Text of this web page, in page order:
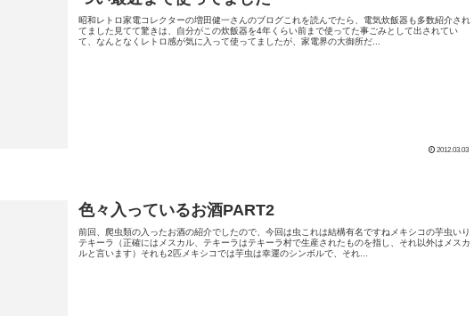
昭和レトロ家電コレクターの増田健一さんのブログこれを読んでたら、電気炊飯器も多数紹介され
てました見てて驚きは、自分がこの炊飯器を4年くらい前まで使ってた事ごみとして出されてい
て、なんとなくレトロ感が気に入って使ってましたが、家電界の大御所だ...
2012.03.03
色々入っているお酒PART2
前回、爬虫類の入ったお酒の紹介でしたので、今回は虫これは結構有名ですねメキシコの芋虫いり
テキーラ（正確にはメスカル、テキーラはテキーラ村で生産されたものを指し、それ以外はメスカ
ルと言います）それも2匹メキシコでは芋虫は幸運のシンボルで、それ...